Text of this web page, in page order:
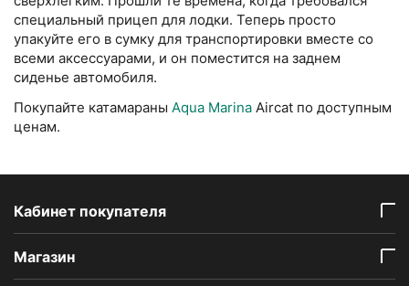
специальный прицеп для лодки. Теперь просто
упакуйте его в сумку для транспортировки вместе со
всеми аксессуарами, и он поместится на заднем
сиденье автомобиля.
Покупайте катамараны Aqua Marina Aircat по доступным
ценам.
Кабинет покупателя
Mагазин